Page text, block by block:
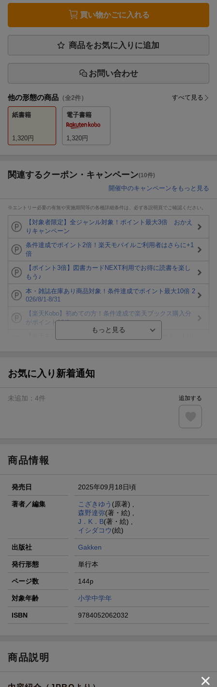
買い物かごに入れる
商品をお気に入りに追加
お問い合わせ
他の形態の商品 （全2件） すべて見る
紙書籍
1,320円
電子書籍
1,320円
関連するクーポン・キャンペーン(10件)
開催中のキャンペーンをもっと見る
※エントリー必要の有無や実施期間等の各種詳細条件は、必ず各説明頁でご確認ください。
【対象者限定】全ジャンル対象！ポイント最大3倍 おかえ
りキャンペーン
条件達成でポイント2倍！楽天モバイルご利用者はさらに+1
倍
【ポイント3倍】図書カードNEXT利用でお得に読書を楽し
もう♪
本・雑誌在庫あり商品対象！条件達成でポイント最大10倍 2
026/8/1-8/31
【楽天Kobo】初めての方！条件達成で楽天ブックス購入分
がポイント20倍
ト山分け
エントリー＆3,000円以上購入で無料データSIM（3GB/月プ
楽天モバイル紹介キャンペーンの拡散で300円OFFクーポン
お気に入り新着通知
未追加： 4件 追加する
商品情報
発売日 2025年09月18日頃
著者／編集 こざきゆう (原著) ,
森野達弥(著・絵) ,
J．K．B(著・絵) ,
イシダコウ(絵)
出版社 Gakken
発行形態 単行本
ページ数 144p
対象年齢 小学中学年
ISBN 9784052062032
商品説明